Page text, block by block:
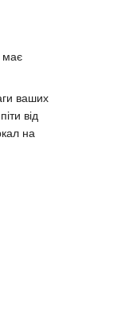
має
ваших
від
на